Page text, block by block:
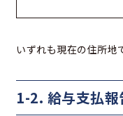
いずれも現在の住所地
1-2. 給与支払